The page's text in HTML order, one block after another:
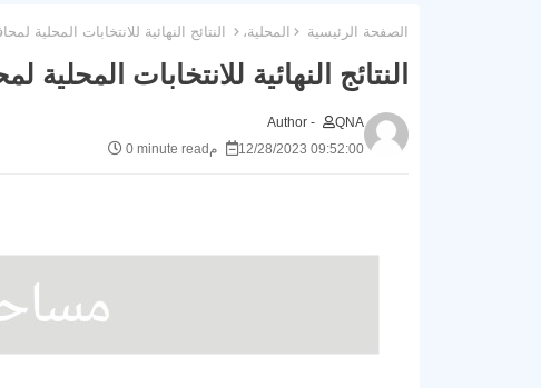
الصفحة الرئيسية المحلية، النتائج النهائية للانتخابات المحلية
النتائج النهائية للانتخابات
Author -
QNA
12/28/2023 09:52:00 م
0 minute read